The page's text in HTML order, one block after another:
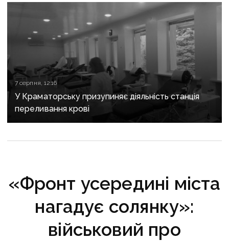
7 серпня, 12:16
У Краматорську призупиняє діяльність станція
переливання крові
«Фронт усередині міста
нагадує солянку»:
військовий про